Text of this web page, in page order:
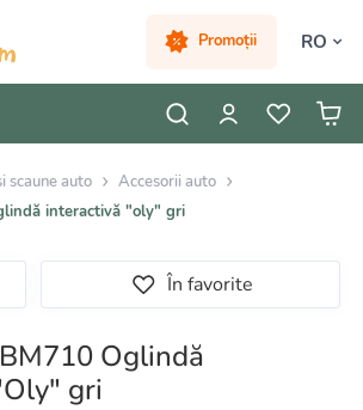
Promoții RO
scaune auto
Accesorii auto
interactivă "oly" gri
În favorite
Oglindă
gri